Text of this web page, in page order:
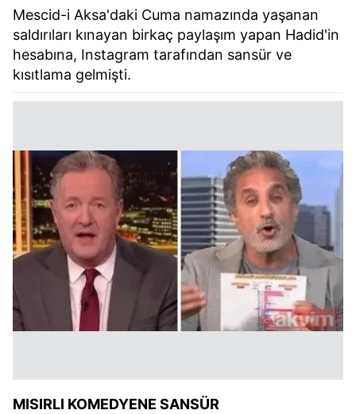
Mescid-i Aksa'daki Cuma namazında yaşanan
saldırıları kınayan birkaç paylaşım yapan Hadid'in
hesabına, Instagram tarafından sansür ve
kısıtlama gelmişti.
MISIRLI KOMEDYENE SANSÜR